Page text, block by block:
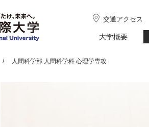
交通アクセス
大学概要
人間科学部 人間科学科 心理学専攻